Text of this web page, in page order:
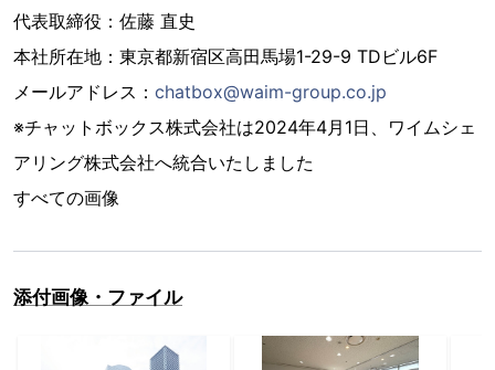
代表取締役：佐藤 直史
本社所在地：東京都新宿区高田馬場1-29-9 TDビル6F
メールアドレス： chatbox@waim-group.co.jp
※チャットボックス株式会社は2024年4月1日、ワイムシェ
アリング株式会社へ統合いたしました
すべての画像
添付画像・ファイル